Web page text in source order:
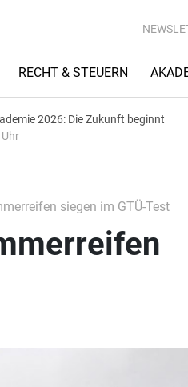
RECHT & STEUERN
2026: Die Zukunft beginnt
siegen im GTÜ-Test